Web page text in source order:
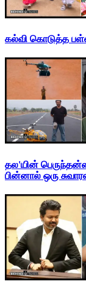
கல்வி கொடுத்த
தல'யின்
பின்னால் ஒரு